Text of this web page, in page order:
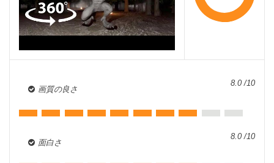
画質の良さ
8.0 /10
面白さ
8.0 /10